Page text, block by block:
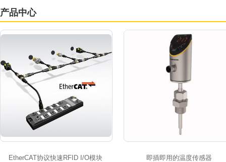
产品中心
EtherCAT协议快速RFID I/O模块 即插即用的温度传感器